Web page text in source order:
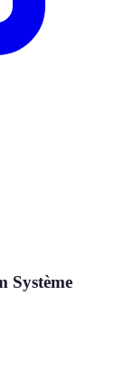
Système